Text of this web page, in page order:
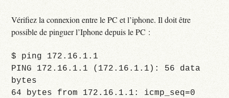
Vérifiez la connexion entre le PC et l’iphone. Il doit être
possible de pinguer l’Iphone depuis le PC :
$ ping 172.16.1.1
PING 172.16.1.1 (172.16.1.1): 56 data
bytes
64 bytes from 172.16.1.1: icmp_seq=0